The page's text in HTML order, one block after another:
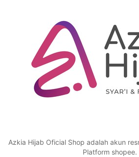
Azkia Hijab Oficial Shop adalah akun
Platform shopee.